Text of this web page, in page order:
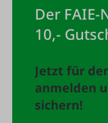
Der
10,-
Jetzt für
anmelden
sichern!